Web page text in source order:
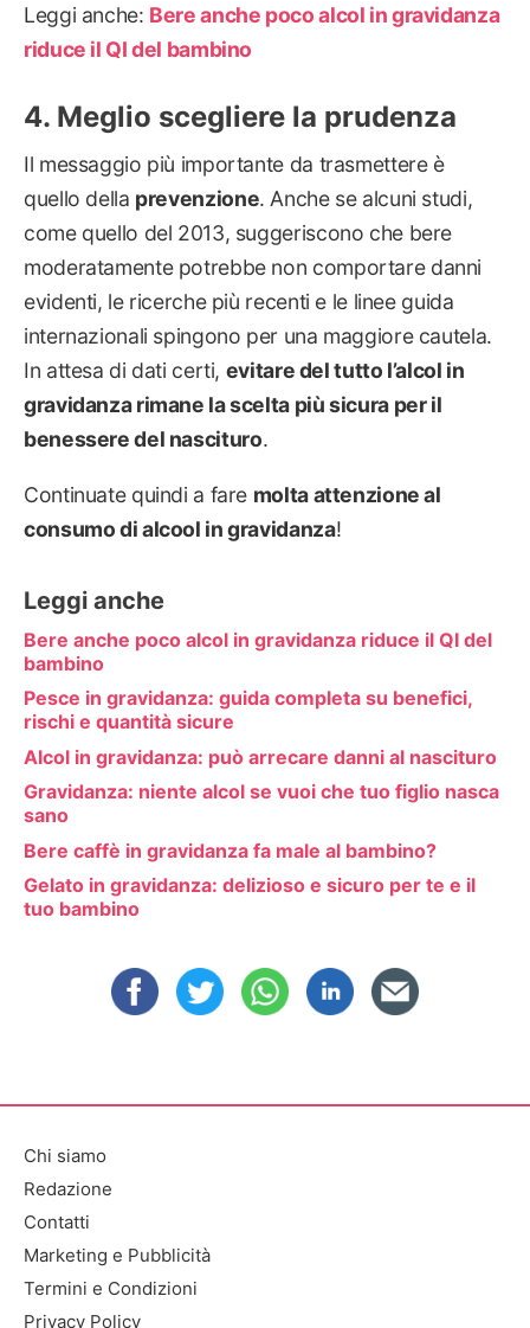
Leggi anche: Bere anche poco alcol in gravidanza
riduce il QI del bambino
Meglio scegliere la prudenza
Il messaggio più importante da trasmettere è
quello della prevenzione. Anche se alcuni studi,
come quello del 2013, suggeriscono che bere
moderatamente potrebbe non comportare danni
evidenti, le ricerche più recenti e le linee guida
internazionali spingono per una maggiore cautela.
In attesa di dati certi, evitare del tutto l’alcol in
gravidanza rimane la scelta più sicura per il
benessere del nascituro.
Continuate quindi a fare molta attenzione al
consumo di alcool in gravidanza!
Leggi anche
Bere anche poco alcol in gravidanza riduce il QI del
bambino
Pesce in gravidanza: guida completa su benefici,
rischi e quantità sicure
Alcol in gravidanza: può arrecare danni al nascituro
Gravidanza: niente alcol se vuoi che tuo figlio nasca
sano
Bere caffè in gravidanza fa male al bambino?
Gelato in gravidanza: delizioso e sicuro per te e il
tuo bambino
Chi siamo
Redazione
Contatti
Marketing e Pubblicità
Termini e Condizioni
Privacy Policy